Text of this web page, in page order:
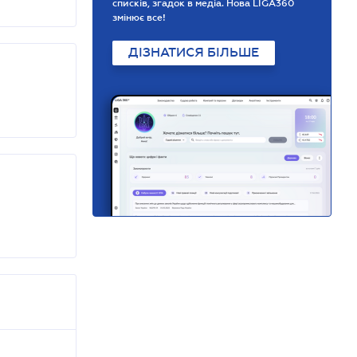
списків, згадок в медіа. Нова LIGA360
змінює все!
ДІЗНАТИСЯ БІЛЬШЕ